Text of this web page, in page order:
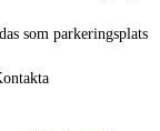
som parkeringsplats